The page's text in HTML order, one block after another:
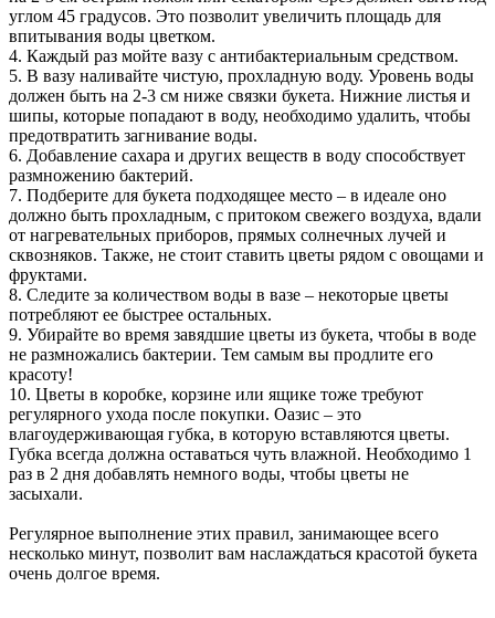
углом 45 градусов. Это позволит увеличить площадь для
впитывания воды цветком.
4. Каждый раз мойте вазу с антибактериальным средством.
5. В вазу наливайте чистую, прохладную воду. Уровень воды
должен быть на 2-3 см ниже связки букета. Нижние листья и
шипы, которые попадают в воду, необходимо удалить, чтобы
предотвратить загнивание воды.
6. Добавление сахара и других веществ в воду способствует
размножению бактерий.
7. Подберите для букета подходящее место – в идеале оно
должно быть прохладным, с притоком свежего воздуха, вдали
от нагревательных приборов, прямых солнечных лучей и
сквозняков. Также, не стоит ставить цветы рядом с овощами и
фруктами.
8. Следите за количеством воды в вазе – некоторые цветы
потребляют ее быстрее остальных.
9. Убирайте во время завядшие цветы из букета, чтобы в воде
не размножались бактерии. Тем самым вы продлите его
красоту!
10. Цветы в коробке, корзине или ящике тоже требуют
регулярного ухода после покупки. Оазис – это
влагоудерживающая губка, в которую вставляются цветы.
Губка всегда должна оставаться чуть влажной. Необходимо 1
раз в 2 дня добавлять немного воды, чтобы цветы не
засыхали.
Регулярное выполнение этих правил, занимающее всего
несколько минут, позволит вам наслаждаться красотой букета
очень долгое время.